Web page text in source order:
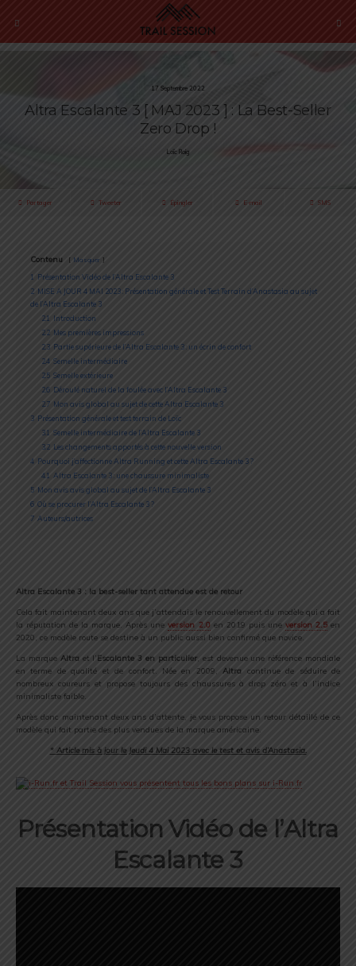
17 Septembre 2022
Altra Escalante 3 [ MAJ 2023 ] : La Best-Seller
Zero Drop !
Loïc Roig
Partager Tweeter Épingler E-mail SMS
Contenu Masquer
1
Présentation Vidéo de l’Altra Escalante 3
2 MISE A JOUR 4 MAI 2023 : Présentation générale et Test Terrain d’Anastasia au sujet
de l’Altra Escalante 3
2.1
Introduction
2.2 Mes premières impressions
2.3 Partie supérieure de l’Altra Escalante 3 : un écrin de confort
2.4 Semelle intermédiaire
2.5 Semelle extérieure
2.6 Déroulé naturel de la foulée avec l’Altra Escalante 3
2.7 Mon avis global au sujet de cette Altra Escalante 3
3 Présentation générale et test terrain de Loïc
3.1
Semelle intermédiaire de l’Altra Escalante 3
3.2 Les changements apportés à cette nouvelle version
4 Pourquoi j’affectionne Altra Running et cette Altra Escalante 3 ?
4.1
Altra Escalante 3 : une chaussure minimaliste
5 Mon avis avis global au sujet de l’Altra Escalante 3
6 Où se procurer l’Altra Escalante 3 ?
7 Auteurs/autrices
Altra Escalante 3 : la best-seller tant attendue est de retour
Cela fait maintenant deux ans que j’attendais le renouvellement du modèle qui a fait
la réputation de la marque. Après uneversion 2.0 en 2019 puis une version 2.5en
2020, ce modèle route se destine à un public aussi bien confirmé que novice.
La marque Altra et l’Escalante 3 en particulier, est devenue une référence mondiale
en terme de qualité et de confort. Née en 2009,Altra continue de séduire de
nombreux coureurs et propose toujours des chaussures à drop zéro et à l’indice
minimaliste faible.
Après donc maintenant deux ans d’attente, je vous propose un retour détaillé de ce
modèle qui fait partie des plus vendues de la marque américaine.
* Article mis à jour le Jeudi 4 Mai 2023 avec le test et avis d’Anastasia.
Présentation Vidéo de l’Altra
Escalante 3